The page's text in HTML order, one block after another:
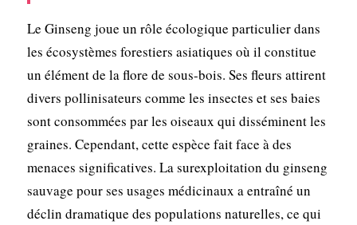
Le Ginseng joue un rôle écologique particulier dans
les écosystèmes forestiers asiatiques où il constitue
un élément de la flore de sous-bois. Ses fleurs attirent
divers pollinisateurs comme les insectes et ses baies
sont consommées par les oiseaux qui disséminent les
graines. Cependant, cette espèce fait face à des
menaces significatives. La surexploitation du ginseng
sauvage pour ses usages médicinaux a entraîné un
déclin dramatique des populations naturelles, ce qui